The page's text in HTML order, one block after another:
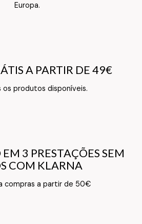
Europa.
A PARTIR DE 49€
os produtos disponíveis.
A PARTIR DE 49€
do Cartão de Informação
3 PRESTAÇÕES SEM
COM KLARNA
compras a partir de 50€
3 PRESTAÇÕES SEM
COM KLARNA
do Cartão de Informação